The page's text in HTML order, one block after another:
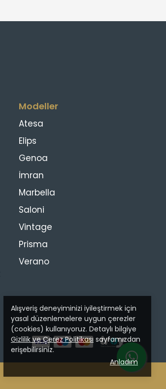
Alışveriş deneyiminizi iyileştirmek için
yasal düzenlemelere uygun çerezler
(cookies) kullanıyoruz. Detaylı bilgiye
Gizlilik ve Çerez Politikası sayfamızdan
erişebilirsiniz.
Anladım
Modeller
Atesa
Elips
Genoa
İmran
Marbella
Saloni
Vintage
Prisma
Verano